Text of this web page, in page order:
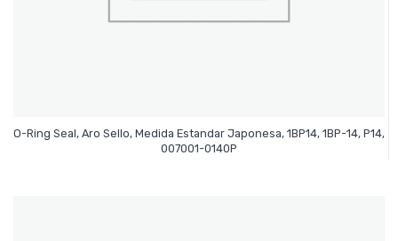
O-Ring Seal, Aro Sello, Medida Estandar Japonesa, 1BP14, 1BP-14, P14,
007001-0140P
Leer Más